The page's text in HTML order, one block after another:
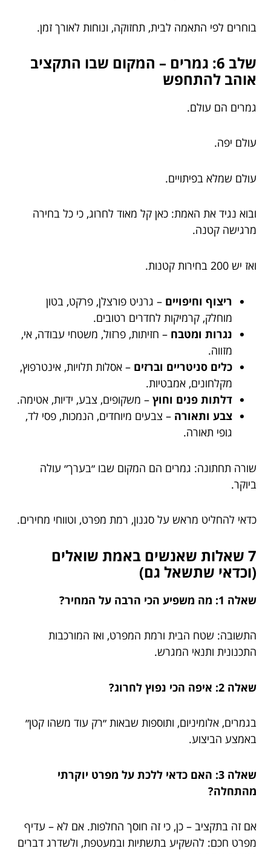
בוחרים לפי התאמה לבית, תחזוקה, ונוחות לאורך זמן.
שלב 6: גמרים – המקום שבו התקציב
אוהב להתחפש
גמרים הם עולם.
עולם יפה.
עולם שמלא בפיתויים.
ובוא נגיד את האמת: כאן קל מאוד לחרוג, כי כל בחירה
מרגישה קטנה.
ואז יש 200 בחירות קטנות.
ריצוף וחיפויים – גרניט פורצלן, פרקט, בטון
מוחלק, קרמיקות לחדרים רטובים.
נגרות ומטבח – חזיתות, פרזול, משטחי עבודה, אי,
מזווה.
כלים סניטריים וברזים – אסלות תלויות, אינטרפוץ,
מקלחונים, אמבטיות.
דלתות פנים וחוץ – משקופים, צבע, ידיות, אטימה.
צבע ותאורה – צבעים מיוחדים, הנמכות, פסי לד,
גופי תאורה.
שורה תחתונה: גמרים הם המקום שבו ״בערך״ עולה
ביוקר.
כדאי להחליט מראש על סגנון, רמת מפרט, וטווחי מחירים.
7 שאלות שאנשים באמת שואלים
(וכדאי שתשאל גם)
שאלה 1: מה משפיע הכי הרבה על המחיר?
התשובה: שטח הבית ורמת המפרט, ואז המורכבות
התכנונית ותנאי המגרש.
שאלה 2: איפה הכי נפוץ לחרוג?
בגמרים, אלומיניום, ותוספות שבאות ״רק עוד משהו קטן״
באמצע הביצוע.
שאלה 3: האם כדאי ללכת על מפרט יוקרתי
מהתחלה?
אם זה בתקציב – כן, כי זה חוסך החלפות. אם לא – עדיף
מפרט חכם: להשקיע בתשתיות ובמעטפת, ולשדרג דברים